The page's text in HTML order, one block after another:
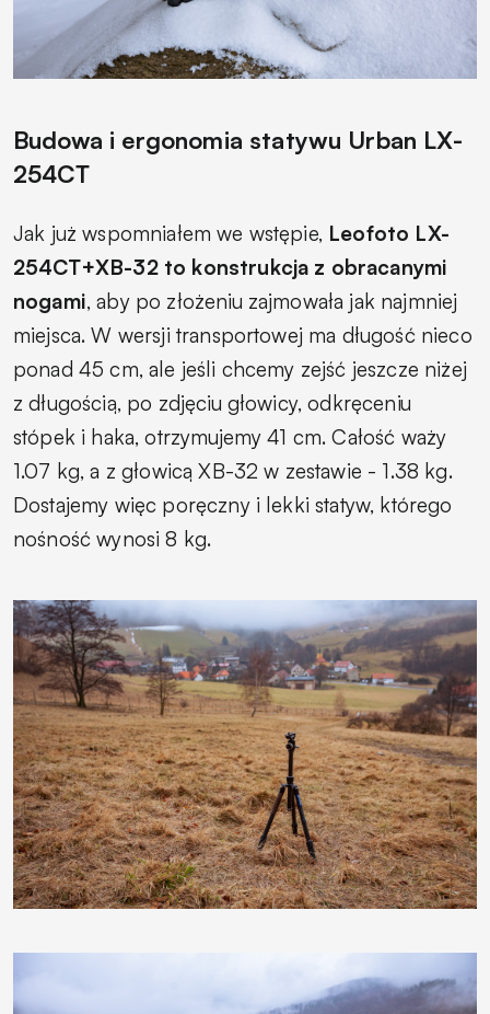
Budowa i ergonomia statywu Urban LX-
254CT
Jak już wspomniałem we wstępie, Leofoto LX-
254CT+XB-32 to konstrukcja z obracanymi
nogami, aby po złożeniu zajmowała jak najmniej
miejsca. W wersji transportowej ma długość nieco
ponad 45 cm, ale jeśli chcemy zejść jeszcze niżej
z długością, po zdjęciu głowicy, odkręceniu
stópek i haka, otrzymujemy 41 cm. Całość waży
1.07 kg, a z głowicą XB-32 w zestawie - 1.38 kg.
Dostajemy więc poręczny i lekki statyw, którego
nośność wynosi 8 kg.